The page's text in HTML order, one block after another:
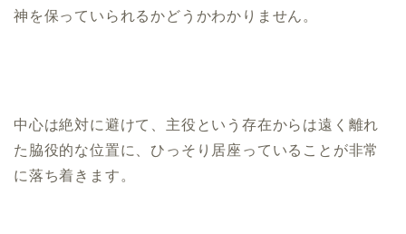
神を保っていられるかどうかわかりません。
中心は絶対に避けて、主役という存在からは遠く離れ
た脇役的な位置に、ひっそり居座っていることが非常
に落ち着きます。